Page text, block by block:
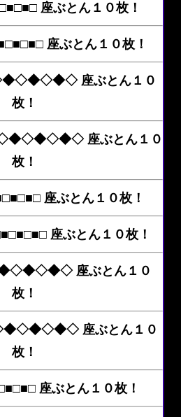
座ぶとん１０枚！
座ぶとん１０枚！
座ぶとん１０
枚！
座ぶとん１０
枚！
座ぶとん１０枚！
座ぶとん１０枚！
座ぶとん１０
枚！
座ぶとん１０
枚！
座ぶとん１０枚！